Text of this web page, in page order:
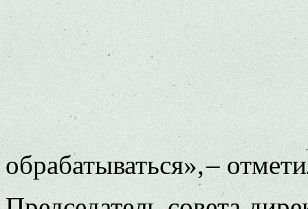
обрабатываться», –